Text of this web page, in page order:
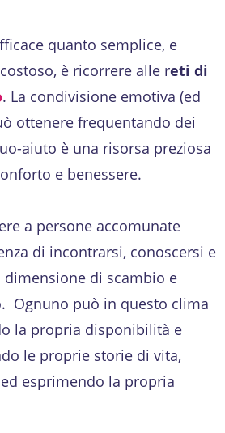
quanto semplice, e
è ricorrere alle reti di
. La condivisione emotiva (ed
ottenere frequentando dei
aiuto è una risorsa preziosa
e benessere.
a persone accomunate
di incontrarsi, conoscersi e
di scambio e
Ognuno può in questo clima
la propria disponibilità e
le proprie storie di vita,
esprimendo la propria